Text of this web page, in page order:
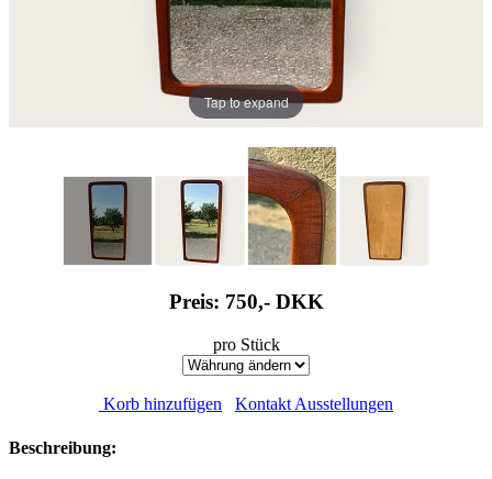
Tap to expand
Preis: 750,- DKK
pro Stück
Korb hinzufügen Kontakt Ausstellungen
Beschreibung: